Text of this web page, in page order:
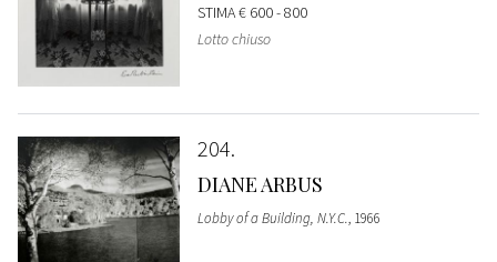
STIMA€ 600 - 800
Lotto chiuso
204
DIANE ARBUS
Lobby of a Building, N.Y.C., 1966